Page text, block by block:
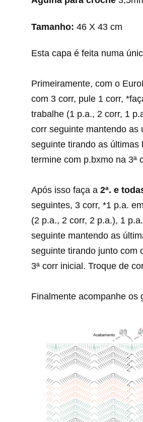
Tamanho: 46 X 43 cm
Esta capa é feita numa
Primeiramente, com o
com 3 corr, pule 1 corr,
trabalhe (1 p.a., 2 corr, 1
corr seguinte mantendo as
seguinte tirando as
termine com p.bxmo na 3ª
Após isso faça a 2ª. e
seguintes, 3 corr, *1 p.a.
(2 p.a., 2 corr, 2 p.a.), 1
seguinte mantendo as
seguinte tirando junto com
3ª corr inicial. Troque de
Finalmente acompanhe os